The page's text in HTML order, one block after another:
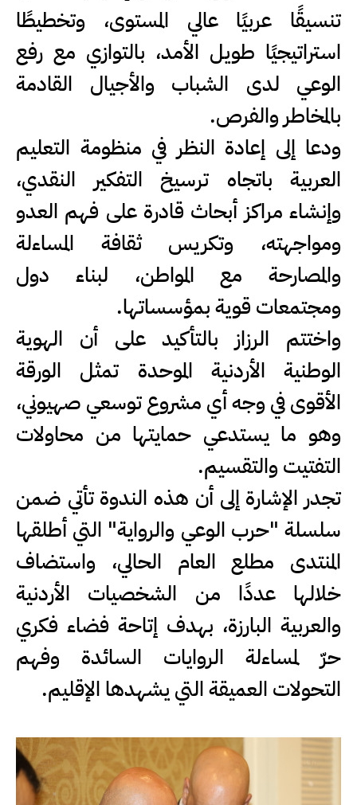
تنسيقًا عربيًا عالي المستوى، وتخطيطًا
استراتيجيًا طويل الأمد، بالتوازي مع رفع
الوعي لدى الشباب والأجيال القادمة
بالمخاطر والفرص.
ودعا إلى إعادة النظر في منظومة التعليم
العربية باتجاه ترسيخ التفكير النقدي،
وإنشاء مراكز أبحاث قادرة على فهم العدو
ومواجهته، وتكريس ثقافة المساءلة
والمصارحة مع المواطن، لبناء دول
ومجتمعات قوية بمؤسساتها.
واختتم الرزاز بالتأكيد على أن الهوية
الوطنية الأردنية الموحدة تمثل الورقة
الأقوى في وجه أي مشروع توسعي صهيوني،
وهو ما يستدعي حمايتها من محاولات
التفتيت والتقسيم.
تجدر الإشارة إلى أن هذه الندوة تأتي ضمن
سلسلة "حرب الوعي والرواية" التي أطلقها
المنتدى مطلع العام الحالي، واستضاف
خلالها عددًا من الشخصيات الأردنية
والعربية البارزة، بهدف إتاحة فضاء فكري
حرّ لمساءلة الروايات السائدة وفهم
التحولات العميقة التي يشهدها الإقليم.